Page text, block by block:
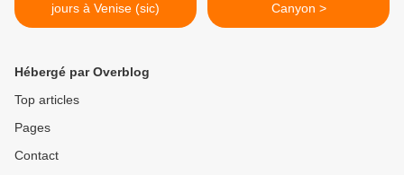
jours à Venise (sic)
Canyon >
Hébergé par Overblog
Top articles
Pages
Contact